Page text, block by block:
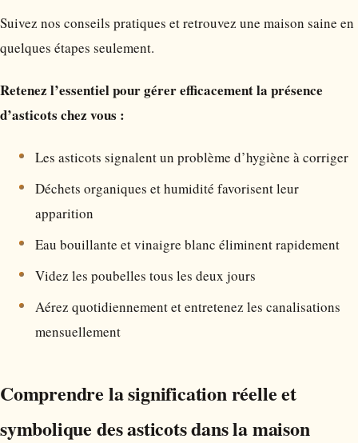
Suivez nos conseils pratiques et retrouvez une maison saine en
quelques étapes seulement.
Retenez l’essentiel pour gérer efficacement la présence
d’asticots chez vous :
Les asticots signalent un problème d’hygiène à corriger
Déchets organiques et humidité favorisent leur
apparition
Eau bouillante et vinaigre blanc éliminent rapidement
Videz les poubelles tous les deux jours
Aérez quotidiennement et entretenez les canalisations
mensuellement
Comprendre la signification réelle et
symbolique des asticots dans la maison